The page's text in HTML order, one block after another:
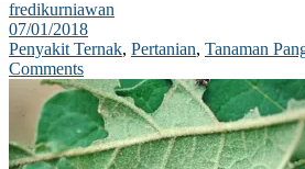
fredikurniawan
07/01/2018
Penyakit Ternak, Pertanian, Tanaman
Comments